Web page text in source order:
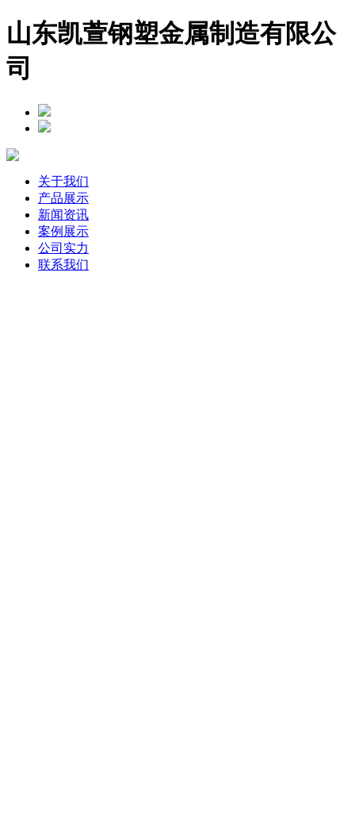
山东凯萱钢塑金属制造有限公
司
关于我们
产品展示
新闻资讯
案例展示
公司实力
联系我们